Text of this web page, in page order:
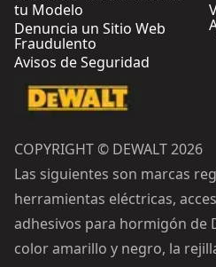
tu Modelo
Denuncia un Sitio Web
Fraudulento
Avisos de Seguridad
COPYRIGHT © DEWALT 2026
Las siguientes son marcas
herramientas eléctricas,
adhesivos para hormigón de
color amarillo y negro, la